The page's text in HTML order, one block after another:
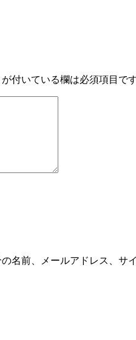
が付いている欄は必須項目で
名前、メールアドレス、サ